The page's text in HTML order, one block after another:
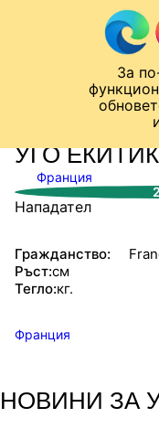
За
Към съдържанието
Лига на Конференциите
СТАТИСТИКИ
УГО
Франция
Нападател
Гражданство:
Ръст:см
Тегло:кг.
Франция
НОВИНИ ЗА